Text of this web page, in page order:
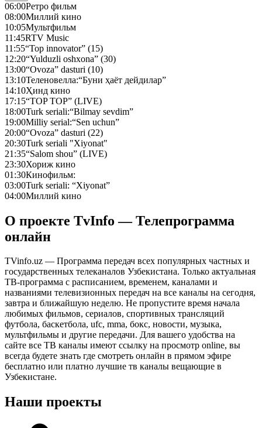
06:00Ретро фильм
08:00Миллий кино
10:05Мультфильм
11:45RTV Music
11:55“Top innovator” (15)
12:20“Yulduzli oshxona” (30)
13:00“Ovoza” dasturi (10)
13:10Теленовелла:“Буни ҳаёт дейдилар”
14:10Ҳинд кино
17:15“TOP TOP” (LIVE)
18:00Turk seriali:“Bilmay sevdim”
19:00Milliy serial:“Sen uchun”
20:00“Ovoza” dasturi (22)
20:30Turk seriali "Xiyonat"
21:35“Salom shou” (LIVE)
23:30Хориж кино
01:30Кинофильм:
03:00Turk seriali: “Xiyonat”
04:00Миллий кино
О проекте TvInfo — Телепрограмма
онлайн
TVinfo.uz — Программа передач всех популярных частных и
государственных телеканалов Узбекистана. Только актуальная
ТВ-программа с расписанием, временем, каналами и
названиями телевизионных передач на все каналы на сегодня,
завтра и ближайшую неделю. Не пропустите время начала
любимых фильмов, сериалов, спортивных трансляций
футбола, баскетбола, ufc, mma, бокс, новости, музыка,
мультфильмы и другие передачи. Для вашего удобства на
сайте все ТВ каналы имеют ссылку на просмотр online, вы
всегда будете знать где смотреть онлайн в прямом эфире
бесплатно или платно лучшие тв каналы вещающие в
Узбекистане.
Наши проекты